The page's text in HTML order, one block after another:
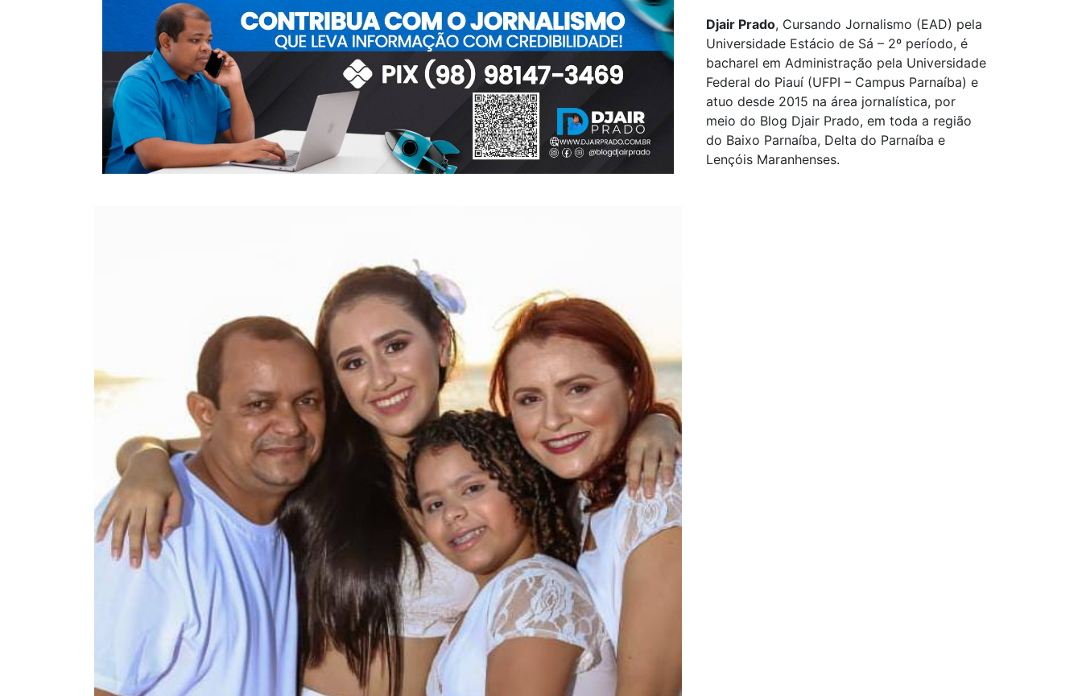
Djair Prado, Cursando Jornalismo (EAD) pela
Universidade Estácio de Sá – 2º período, é
bacharel em Administração pela Universidade
Federal do Piauí (UFPI – Campus Parnaíba) e
atuo desde 2015 na área jornalística, por
meio do Blog Djair Prado, em toda a região
do Baixo Parnaíba, Delta do Parnaíba e
Lençóis Maranhenses.